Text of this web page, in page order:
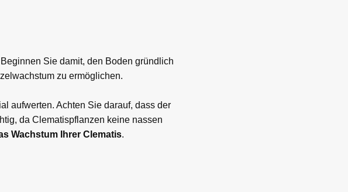
Sie damit, den Boden gründlich
zu ermöglichen.
aufwerten. Achten Sie darauf, dass der
da Clematispflanzen keine nassen
Wachstum Ihrer Clematis.